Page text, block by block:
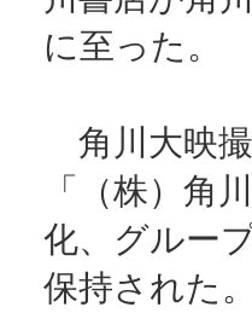
に至った。
角川大映
「（株）角
化、グルー
保持された。